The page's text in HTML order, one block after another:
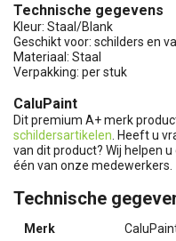
Technische gegevens
Kleur: Staal/Blank
Geschikt voor: schilders en
Materiaal: Staal
Verpakking: per stuk
CaluPaint
Dit premium A+ merk
schildersartikelen . Heeft u
van dit product? Wij helpen
één van onze medewerkers.
Technische
Merk